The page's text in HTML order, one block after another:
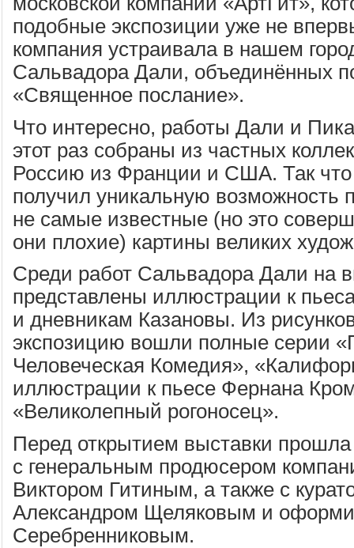
подобные экспозиции уже не
компания устраивала в нашем
Сальвадора Дали, объединённых
«Священное послание».
Что интересно, работы Дали и
этот раз собраны из частных
Россию из Франции и США. Так
получил уникальную возможность
не самые известные (но это
они плохие) картины великих
Среди работ Сальвадора Дали на
представлены иллюстрации к
и дневникам Казановы. Из
экспозицию вошли полные серии
Человеческая Комедия»,
иллюстрации к пьесе Фернана
«Великолепный рогоносец».
Перед открытием выставки
с генеральным продюсером
Виктором Гитиным, а также с
Александром Щеляковым и
Серебренниковым.